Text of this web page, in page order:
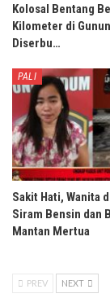
Kolosal Bentang
Kilometer di
Diserbu…
PALI
Sakit Hati, Wanita
Siram Bensin dan
Mantan Mertua
PREV NEXT